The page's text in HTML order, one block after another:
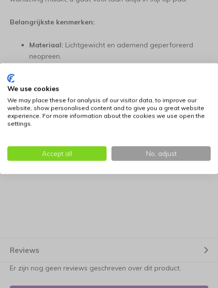
Belangrijkste kenmerken:
Materiaal: Lichtgewicht en ademend geperforeerd
neopreen.
crossbody-stijl.
Opbergcapaciteit:Ruimte voor smartphone, geld en
snacks voor de hond.
Afmetingen:27 cm lang, 16 cm hoog en 5 cm diep.
Reviews
Er zijn nog geen reviews geschreven over dit product.
We use cookies
We may place these for analysis of our visitor data, to improve our
website, show personalised content and to give you a great website
experience. For more information about the cookies we use open the
settings.
Accept all No, adjust